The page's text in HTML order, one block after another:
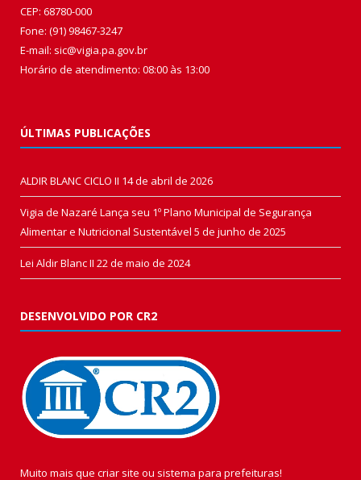
CEP: 68780-000
Fone: (91) 98467-3247
E-mail: sic@vigia.pa.gov.br
Horário de atendimento: 08:00 às 13:00
ÚLTIMAS PUBLICAÇÕES
ALDIR BLANC CICLO II 14 de abril de 2026
Vigia de Nazaré Lança seu 1º Plano Municipal de Segurança
Alimentar e Nutricional Sustentável 5 de junho de 2025
Lei Aldir Blanc II 22 de maio de 2024
DESENVOLVIDO POR CR2
Muito mais que criar site ou sistema para prefeituras!